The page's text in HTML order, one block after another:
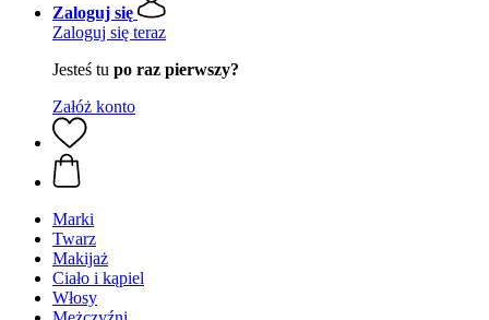
Zaloguj się
Zaloguj się teraz
Jesteś tu po raz pierwszy?
Załóż konto
Marki
Twarz
Makijaż
Ciało i kąpiel
Włosy